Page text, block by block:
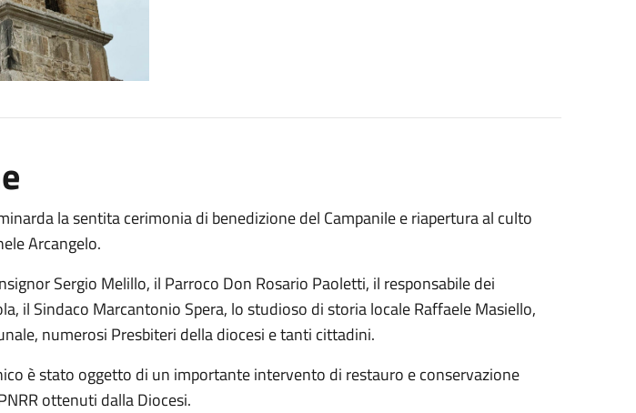
la sentita cerimonia di benedizione del Campanile e riapertura al culto
Arcangelo.
Sergio Melillo, il Parroco Don Rosario Paoletti, il responsabile dei
il Sindaco Marcantonio Spera, lo studioso di storia locale Raffaele Masiello,
numerosi Presbiteri della diocesi e tanti cittadini.
è stato oggetto di un importante intervento di restauro e conservazione
ottenuti dalla Diocesi.